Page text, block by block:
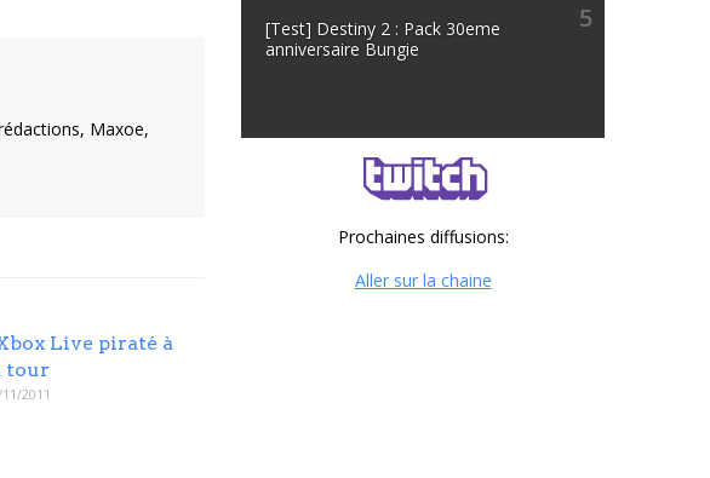
Maxoe,
Live piraté à
tour
2011
5
[Test] Destiny 2 : Pack 30eme
anniversaire Bungie
Prochaines diffusions:
Aller sur la chaine